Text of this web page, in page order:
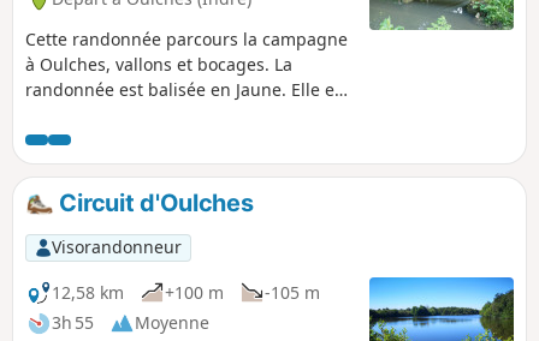
Cette randonnée parcours la campagne
à Oulches, vallons et bocages. La
randonnée est balisée en Jaune. Elle est
Circuit d'Oulches
Visorandonneur
12,58 km
+100 m
-105 m
3h 55
Moyenne